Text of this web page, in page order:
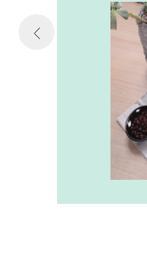
置開發。
延伸了可
面更遠的
內建的高
的連續與準確。 透
效縮短客
裝置中仍
品能夠以
位內容緊